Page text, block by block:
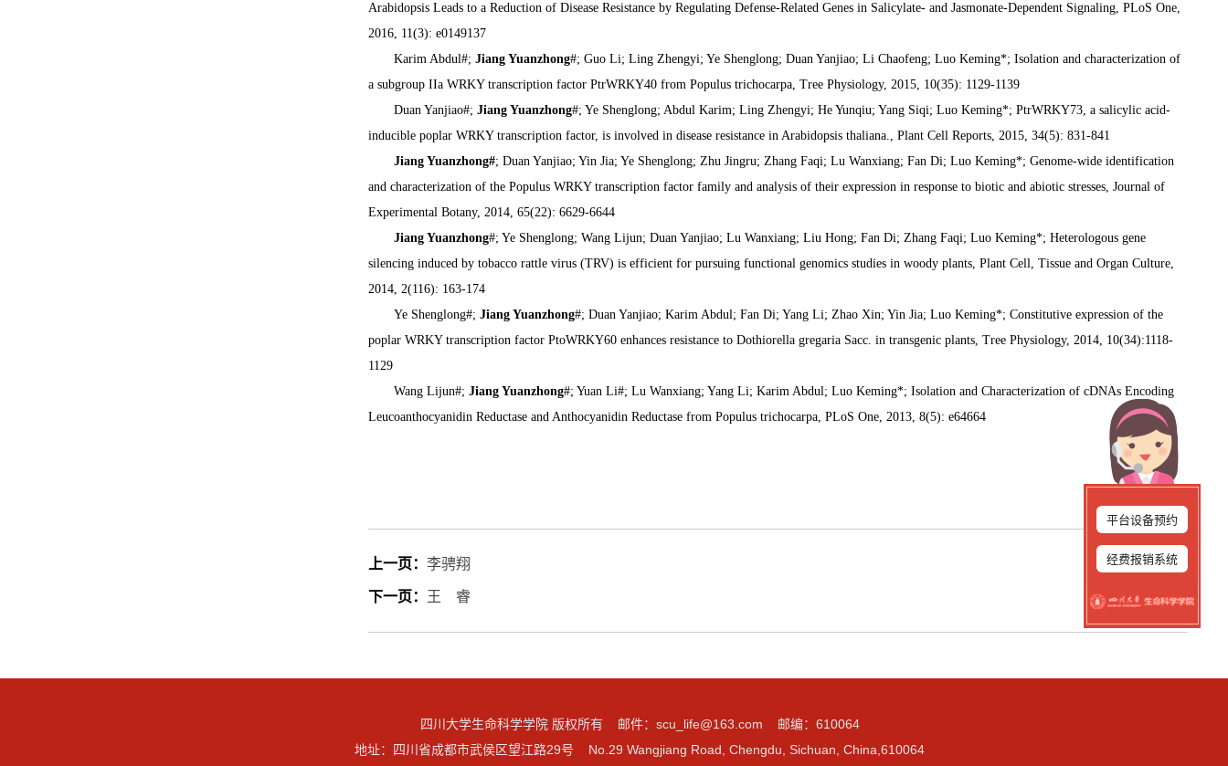
Arabidopsis Leads to a Reduction of Disease Resistance by Regulating Defense-Related Genes in Salicylate- and Jasmonate-Dependent Signaling, PLoS One,
2016, 11(3): e0149137
Karim Abdul#; Jiang Yuanzhong#; Guo Li; Ling Zhengyi; Ye Shenglong; Duan Yanjiao; Li Chaofeng; Luo Keming*; Isolation and characterization of
a subgroup IIa WRKY transcription factor PtrWRKY40 from Populus trichocarpa, Tree Physiology, 2015, 10(35): 1129-1139
Duan Yanjiao#; Jiang Yuanzhong#; Ye Shenglong; Abdul Karim; Ling Zhengyi; He Yunqiu; Yang Siqi; Luo Keming*; PtrWRKY73, a salicylic acid-
inducible poplar WRKY transcription factor, is involved in disease resistance in Arabidopsis thaliana., Plant Cell Reports, 2015, 34(5): 831-841
Jiang Yuanzhong#; Duan Yanjiao; Yin Jia; Ye Shenglong; Zhu Jingru; Zhang Faqi; Lu Wanxiang; Fan Di; Luo Keming*; Genome-wide identification
and characterization of the Populus WRKY transcription factor family and analysis of their expression in response to biotic and abiotic stresses, Journal of
Experimental Botany, 2014, 65(22): 6629-6644
Jiang Yuanzhong#; Ye Shenglong; Wang Lijun; Duan Yanjiao; Lu Wanxiang; Liu Hong; Fan Di; Zhang Faqi; Luo Keming*; Heterologous gene
silencing induced by tobacco rattle virus (TRV) is efficient for pursuing functional genomics studies in woody plants, Plant Cell, Tissue and Organ Culture,
2014, 2(116): 163-174
Ye Shenglong#; Jiang Yuanzhong#; Duan Yanjiao; Karim Abdul; Fan Di; Yang Li; Zhao Xin; Yin Jia; Luo Keming*; Constitutive expression of the
poplar WRKY transcription factor PtoWRKY60 enhances resistance to Dothiorella gregaria Sacc. in transgenic plants, Tree Physiology, 2014, 10(34):1118-
1129
Wang Lijun#; Jiang Yuanzhong#; Yuan Li#; Lu Wanxiang; Yang Li; Karim Abdul; Luo Keming*; Isolation and Characterization of cDNAs Encoding
Leucoanthocyanidin Reductase and Anthocyanidin Reductase from Populus trichocarpa, PLoS One, 2013, 8(5): e64664
上一页： 李骋翔
下一页： 王 睿
四川大学生命科学学院 版权所有 邮件： scu_life@163.com 邮编：610064
地址：四川省成都市武侯区望江路29号 No.29 Wangjiang Road, Chengdu, Sichuan, China,610064
平台设备预约
经费报销系统